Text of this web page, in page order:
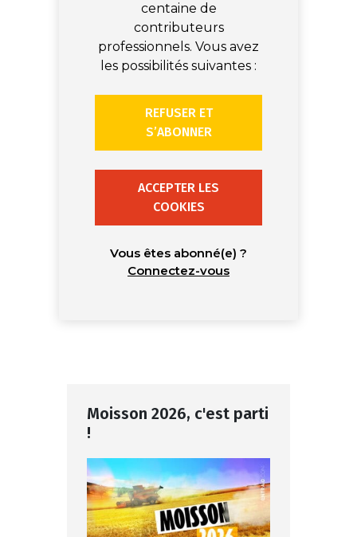
centaine de
contributeurs
professionnels. Vous avez
les possibilités suivantes :
REFUSER ET
S’ABONNER
ACCEPTER LES
COOKIES
Vous êtes abonné(e) ?
Connectez-vous
Moisson 2026, c'est parti
!